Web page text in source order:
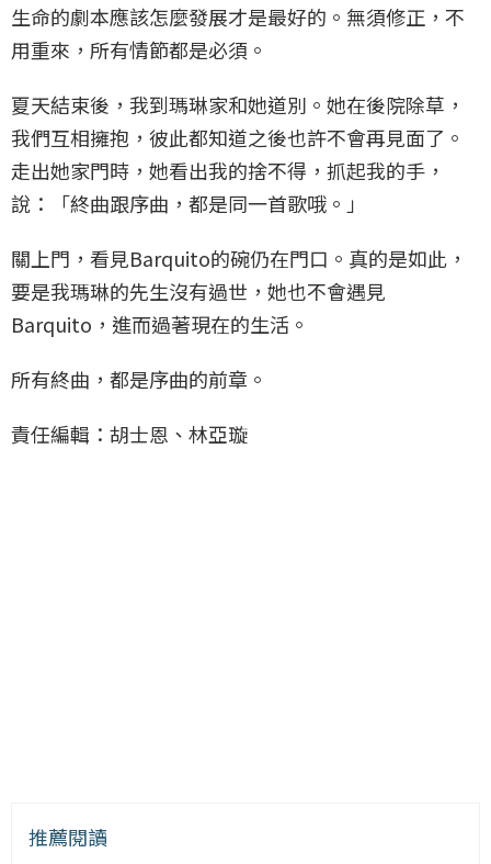
生命的劇本應該怎麼發展才是最好的。無須修正，不
用重來，所有情節都是必須。
夏天結束後，我到瑪琳家和她道別。她在後院除草，
我們互相擁抱，彼此都知道之後也許不會再見面了。
走出她家門時，她看出我的捨不得，抓起我的手，
說：「終曲跟序曲，都是同一首歌哦。」
關上門，看見Barquito的碗仍在門口。真的是如此，
要是我瑪琳的先生沒有過世，她也不會遇見
Barquito，進而過著現在的生活。
所有終曲，都是序曲的前章。
責任編輯：胡士恩、林亞璇
推薦閱讀